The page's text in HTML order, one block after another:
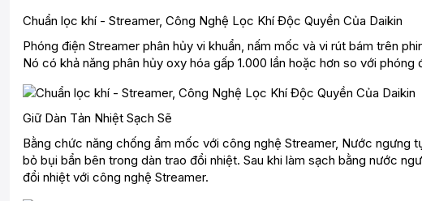
Chuẩn lọc khí - Streamer, Công Nghệ Lọc Khí Độc Quyền Của Daikin
Phóng điện Streamer phân hủy vi khuẩn, nấm mốc và vi rút bám trên
Nó có khả năng phân hủy oxy hóa gấp 1.000 lần hoặc hơn so với
Giữ Dàn Tản Nhiệt Sạch Sẽ
Bằng chức năng chống ẩm mốc với công nghệ Streamer, Nước ngưng
bỏ bụi bẩn bên trong dàn trao đổi nhiệt. Sau khi làm sạch bằng nước
đổi nhiệt với công nghệ Streamer.